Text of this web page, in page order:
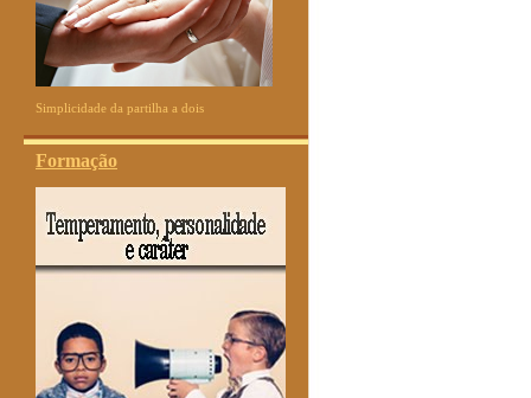
Simplicidade da partilha a dois
Formação